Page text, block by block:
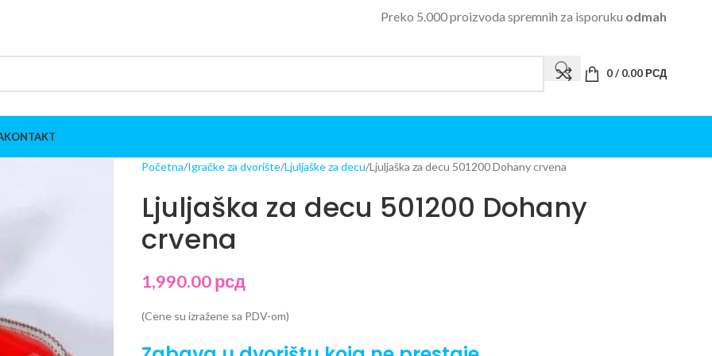
Preko 5.000 proizvoda spremnih za isporuku odmah
0/ 0.00РСД
KONTAKT
Početna Igračke za dvorište Ljuljaške za decu Ljuljaška za decu 501200 Dohany crvena
Ljuljaška za decu 501200 Dohany
crvena
1,990.00рсд
(Cene su izražene sa PDV-om)